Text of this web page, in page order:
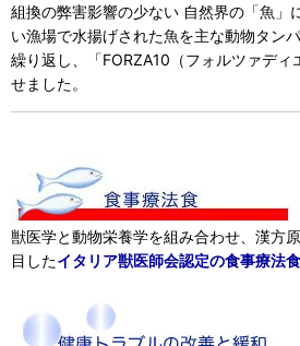
組換の弊害影響の少ない 自然界の「魚」
い漁場で水揚げされた魚を主な動物タン
繰り返し、「FORZA10（フォルツァディ
せました。
獣医学と動物栄養学を組み合わせ、漢方
目したイタリア獣医師会認定の食事療法食